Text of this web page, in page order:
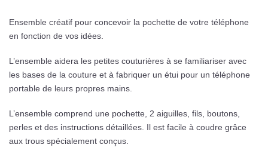
Ensemble créatif pour concevoir la pochette de votre téléphone
en fonction de vos idées.
L’ensemble aidera les petites couturières à se familiariser avec
les bases de la couture et à fabriquer un étui pour un téléphone
portable de leurs propres mains.
L’ensemble comprend une pochette, 2 aiguilles, fils, boutons,
perles et des instructions détaillées. Il est facile à coudre grâce
aux trous spécialement conçus.